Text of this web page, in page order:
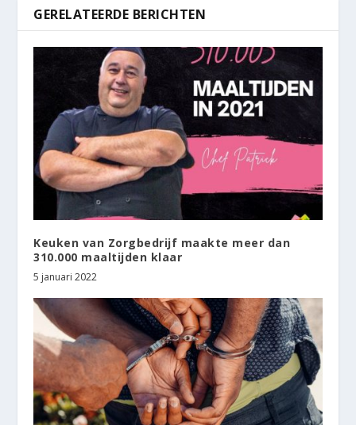
GERELATEERDE BERICHTEN
Keuken van Zorgbedrijf maakte meer dan
310.000 maaltijden klaar
5 januari 2022